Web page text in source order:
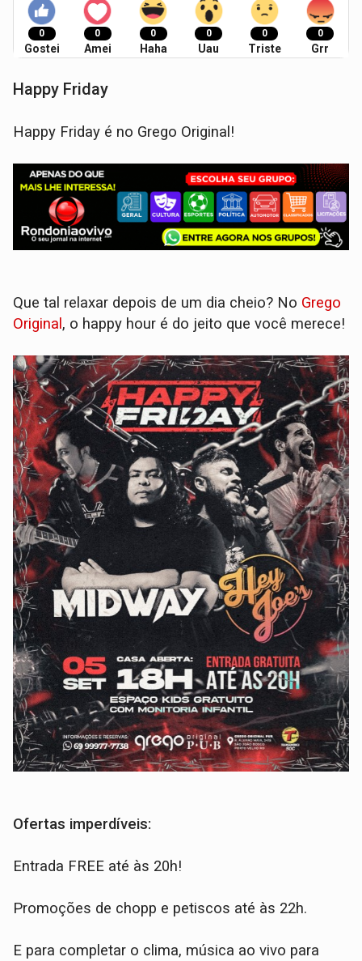
0
Gostei
0
Amei
0
Haha
0
Uau
0
Triste
0
Grr
Happy Friday
Happy Friday é no Grego Original!
Que tal relaxar depois de um dia cheio? No Grego
Original, o happy hour é do jeito que você merece!
Ofertas imperdíveis:
Entrada FREE até às 20h!
Promoções de chopp e petiscos até às 22h.
E para completar o clima, música ao vivo para